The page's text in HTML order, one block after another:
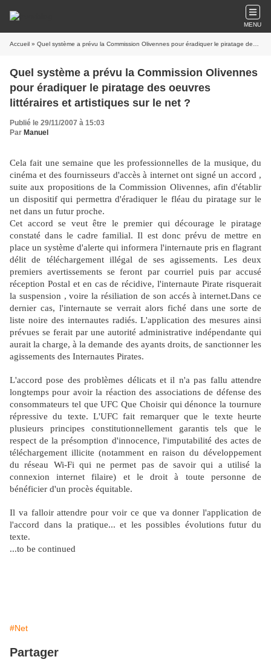
MENU
Accueil » Quel système a prévu la Commission Olivennes pour éradiquer le piratage des oeuvres littéraires et artistiques sur le net ?
Quel système a prévu la Commission Olivennes
pour éradiquer le piratage des oeuvres
littéraires et artistiques sur le net ?
Publié le 29/11/2007 à 15:03
Par Manuel
Cela fait une semaine que les professionnelles de la musique, du
cinéma et des fournisseurs d'accès à internet ont signé un accord ,
suite aux propositions de la Commission Olivennes, afin d'établir
un dispositif qui permettra d'éradiquer le fléau du piratage sur le
net dans un futur proche.
Cet accord se veut être le premier qui décourage le piratage
constaté dans le cadre familial. Il est donc prévu de mettre en
place un système d'alerte qui informera l'internaute pris en flagrant
délit de téléchargement illégal de ses agissements. Les deux
premiers avertissements se feront par courriel puis par accusé
réception Postal et en cas de récidive, l'internaute Pirate risquerait
la suspension , voire la résiliation de son accés à internet.Dans ce
dernier cas, l'internaute se verrait alors fiché dans une sorte de
liste noire des internautes radiés. L'application des mesures ainsi
prévues se ferait par une autorité administrative indépendante qui
aurait la charge, à la demande des ayants droits, de sanctionner les
agissements des Internautes Pirates.
L'accord pose des problèmes délicats et il n'a pas fallu attendre
longtemps pour avoir la réaction des associations de défense des
consommateurs tel que UFC Que Choisir qui dénonce la tournure
répressive du texte. L'UFC fait remarquer que le texte heurte
plusieurs principes constitutionnellement garantis tels que le
respect de la présomption d'innocence, l'imputabilité des actes de
téléchargement illicite (notamment en raison du développement
du réseau Wi-Fi qui ne permet pas de savoir qui a utilisé la
connexion internet filaire) et le droit à toute personne de
bénéficier d'un procès équitable.
Il va falloir attendre pour voir ce que va donner l'application de
l'accord dans la pratique... et les possibles évolutions futur du
texte.
...to be continued
#Net
Partager